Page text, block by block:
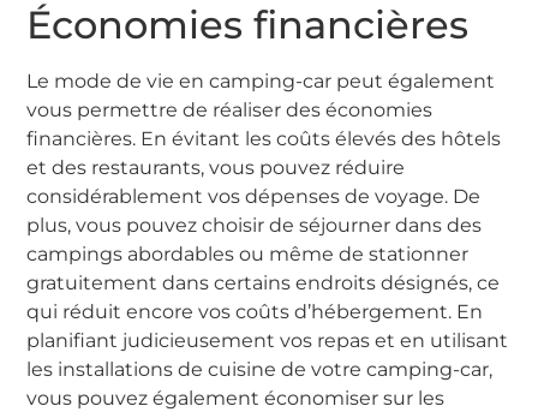
Économies financières
Le mode de vie en camping-car peut également
vous permettre de réaliser des économies
financières. En évitant les coûts élevés des hôtels
et des restaurants, vous pouvez réduire
considérablement vos dépenses de voyage. De
plus, vous pouvez choisir de séjourner dans des
campings abordables ou même de stationner
gratuitement dans certains endroits désignés, ce
qui réduit encore vos coûts d’hébergement. En
planifiant judicieusement vos repas et en utilisant
les installations de cuisine de votre camping-car,
vous pouvez également économiser sur les